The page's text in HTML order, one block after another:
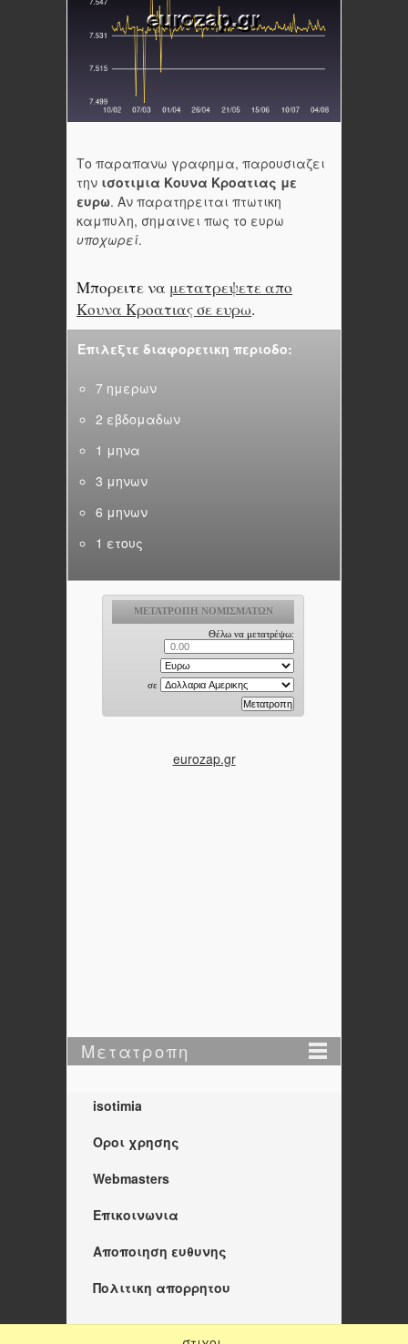
Το παραπανω γραφημα, παρουσιαζει
την ισοτιμια Κουνα Κροατιας με
ευρω. Αν παρατηρειται πτωτικη
καμπυλη, σημαινει πως το ευρω
υποχωρεί.
Μπορειτε να μετατρεψετε απο
Κουνα Κροατιας σε ευρω.
Επιλεξτε διαφορετικη περιοδο:
7 ημερων
2 εβδομαδων
1 μηνα
3 μηνων
6 μηνων
1 ετους
eurozap.gr
Μετατροπη
isotimia
Οροι χρησης
Webmasters
Επικοινωνια
Αποποιηση ευθυνης
Πολιτικη απορρητου